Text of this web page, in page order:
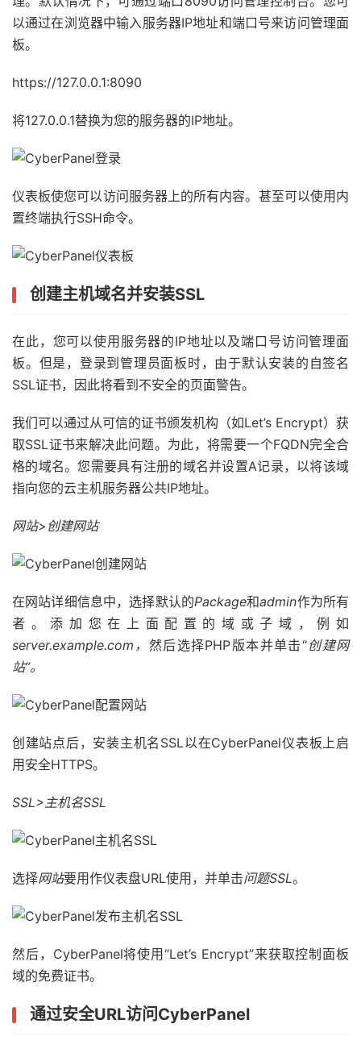
以通过在浏览器中输入服务器IP地址和端口号来访问管理面
板。
https://127.0.0.1:8090
将127.0.0.1替换为您的服务器的IP地址。
仪表板使您可以访问服务器上的所有内容。甚至可以使用内
置终端执行SSH命令。
创建主机域名并安装SSL
在此，您可以使用服务器的IP地址以及端口号访问管理面
板。但是，登录到管理员面板时，由于默认安装的自签名
SSL证书，因此将看到不安全的页面警告。
我们可以通过从可信的证书颁发机构（如Let’s Encrypt）获
取SSL证书来解决此问题。为此，将需要一个FQDN完全合
格的域名。您需要具有注册的域名并设置A记录，以将该域
指向您的云主机服务器公共IP地址。
网站>创建网站
在网站详细信息中，选择默认的Package和admin作为所有
者。添加您在上面配置的域或子域，例如
server.example.com， 然后选择PHP版本并单击“创建网
站”。
创建站点后，安装主机名SSL以在Cyber​​Panel仪表板上启
用安全HTTPS。
SSL>主机名SSL
选择网站要用作仪表盘URL使用，并单击问题SSL。
然后，Cyber​​Panel将使用“Let’s Encrypt”来获取控制面板
域的免费证书。
通过安全URL访问Cyber​​Panel